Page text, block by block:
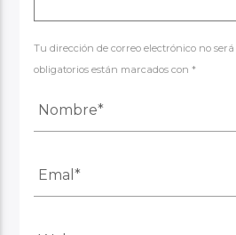
Tu dirección de correo electrónico no
obligatorios están marcados con *